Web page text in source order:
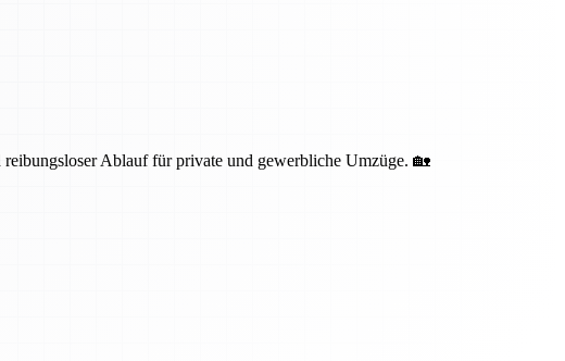
Ablauf für private und gewerbliche Umzüge. 🏡